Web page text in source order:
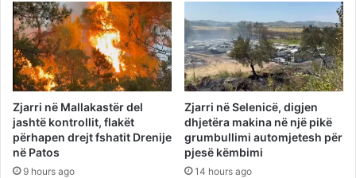
Zjarri në Mallakastër del
jashtë kontrollit, flakët
përhapen drejt fshatit Drenije
në Patos
9 hours ago
Zjarri në Selenicë, digjen
dhjetëra makina në një pikë
grumbullimi automjetesh për
pjesë këmbimi
14 hours ago